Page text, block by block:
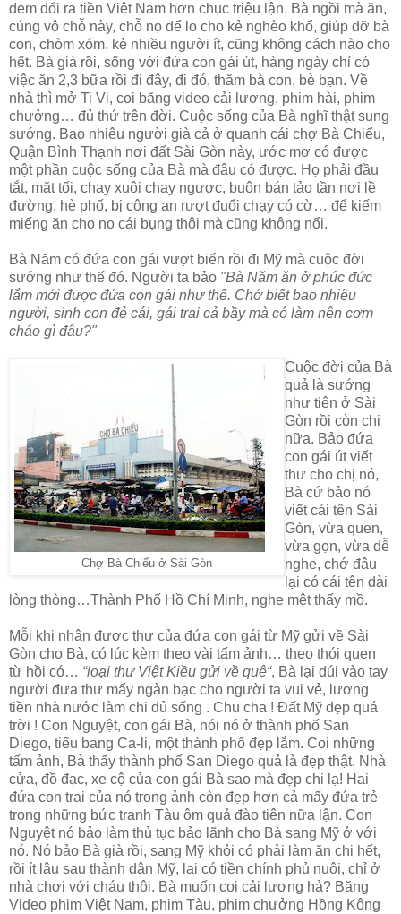
đem đổi ra tiền Việt Nam hơn chục triệu lận. Bà ngồi mà ăn,
cúng vô chỗ này, chỗ nọ để lo cho kẻ nghèo khổ, giúp đỡ bà
con, chòm xóm, kẻ nhiều người ít, cũng không cách nào cho
hết. Bà già rồi, sống với đứa con gái út, hàng ngày chỉ có
việc ăn 2,3 bữa rồi đi đây, đi đó, thăm bà con, bè bạn. Về
nhà thì mở Ti Vi, coi băng video cải lương, phim hài, phim
chưởng… đủ thứ trên đời. Cuộc sống của Bà nghĩ thật sung
sướng. Bao nhiêu người già cả ở quanh cái chợ Bà Chiểu,
Quận Bình Thạnh nơi đất Sài Gòn này, ước mơ có được
một phần cuộc sống của Bà mà đâu có được. Họ phải đầu
tắt, mặt tối, chạy xuôi chạy ngược, buôn bán tảo tần nơi lề
đường, hè phố, bị công an rượt đuổi chạy có cờ… để kiếm
miếng ăn cho no cái bụng thôi mà cũng không nổi.
Bà Năm có đứa con gái vượt biển rồi đi Mỹ mà cuộc đời
sướng như thế đó. Người ta bảo "Bà Năm ăn ở phúc đức
lắm mới được đứa con gái như thế. Chớ biết bao nhiêu
người, sinh con đẻ cái, gái trai cả bầy mà có làm nên cơm
cháo gì đâu?"
Chợ Bà Chiểu ở Sài Gòn
Cuộc đời của Bà
quả là sướng
như tiên ở Sài
Gòn rồi còn chi
nữa. Bảo đứa
con gái út viết
thư cho chị nó,
Bà cứ bảo nó
viết cái tên Sài
Gòn, vừa quen,
vừa gọn, vừa dễ
nghe, chớ đâu
lại có cái tên dài
lòng thòng…Thành Phố Hồ Chí Minh, nghe mệt thấy mồ.
Mỗi khi nhận được thư của đứa con gái từ Mỹ gửi về Sài
Gòn cho Bà, có lúc kèm theo vài tấm ảnh… theo thói quen
từ hồi có… “loại thư Việt Kiều gửi về quê“, Bà lại dúi vào tay
người đưa thư mấy ngàn bạc cho người ta vui vẻ, lương
tiền nhà nước làm chi đủ sống . Chu cha ! Đất Mỹ đẹp quá
trời ! Con Nguyệt, con gái Bà, nói nó ở thành phố San
Diego, tiểu bang Ca-li, một thành phố đẹp lắm. Coi những
tấm ảnh, Bà thấy thành phố San Diego quả là đẹp thật. Nhà
cửa, đồ đạc, xe cộ của con gái Bà sao mà đẹp chi lạ! Hai
đứa con trai của nó trong ảnh còn đẹp hơn cả mấy đứa trẻ
trong những bức tranh Tàu ôm quả đào tiên nữa lận. Con
Nguyệt nó bảo làm thủ tục bảo lãnh cho Bà sang Mỹ ở với
nó. Nó bảo Bà già rồi, sang Mỹ khỏi có phải làm ăn chi hết,
rồi ít lâu sau thành dân Mỹ, lại có tiền chính phủ nuôi, chỉ ở
nhà chơi với cháu thôi. Bà muốn coi cải lương hả? Băng
Video phim Việt Nam, phim Tàu, phim chưởng Hồng Kông